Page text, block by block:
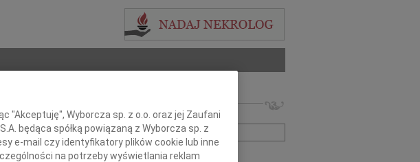
Imię i nazwisko lub numer ogłoszenia:
+ szukanie zaawansowane
"Akceptuję", Wyborcza sp. z o.o. oraz jej Zaufani
będąca spółką powiązaną z Wyborcza sp. z
e-mail czy identyfikatory plików cookie lub inne
na potrzeby wyświetlania reklam